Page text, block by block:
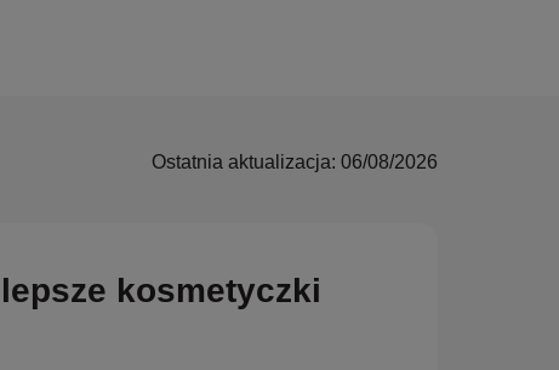
Ostatnia aktualizacja: 06/08/2026
kosmetyczki